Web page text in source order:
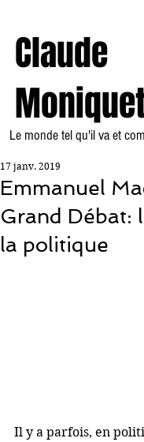
Claude
Le monde tel qu'il va et
Emmanuel
Grand Débat:
la politique
17 janv. 2019
Il y a parfois, en